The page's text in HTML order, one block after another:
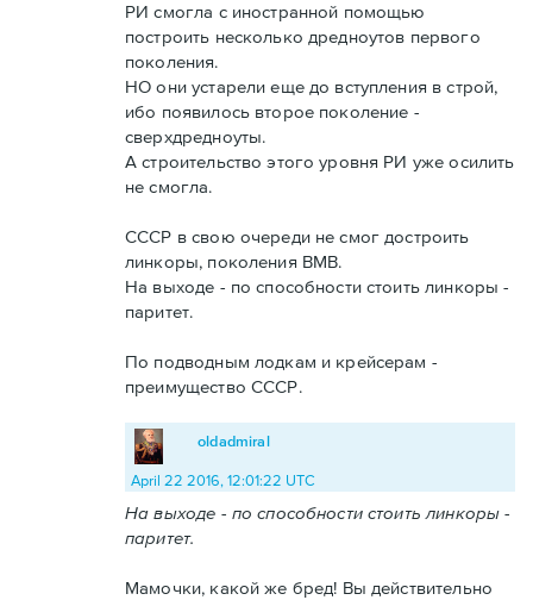
РИ смогла с иностранной помощью
построить несколько дредноутов первого
поколения.
НО они устарели еще до вступления в строй,
ибо появилось второе поколение -
сверхдредноуты.
А строительство этого уровня РИ уже осилить
не смогла.
СССР в свою очереди не смог достроить
линкоры, поколения ВМВ.
На выходе - по способности стоить линкоры -
паритет.
По подводным лодкам и крейсерам -
преимущество СССР.
oldadmiral
April 22 2016, 12:01:22 UTC
На выходе - по способности стоить линкоры -
паритет.
Мамочки, какой же бред! Вы действительно